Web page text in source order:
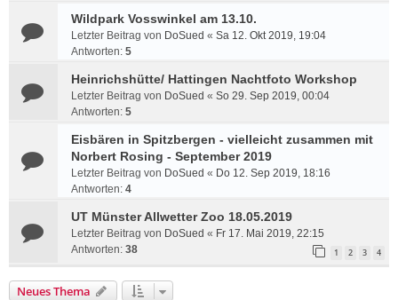
Wildpark Vosswinkel am 13.10.
Letzter Beitrag von DoSued « Sa 12. Okt 2019, 19:04
Antworten: 5
Heinrichshütte/ Hattingen Nachtfoto Workshop
Letzter Beitrag von DoSued « So 29. Sep 2019, 00:04
Antworten: 5
Eisbären in Spitzbergen - vielleicht zusammen mit
Norbert Rosing - September 2019
Letzter Beitrag von DoSued « Do 12. Sep 2019, 18:16
Antworten: 4
UT Münster Allwetter Zoo 18.05.2019
Letzter Beitrag von DoSued « Fr 17. Mai 2019, 22:15
Antworten: 38 1 2 3 4
Neues Thema